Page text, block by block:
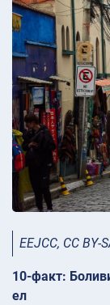
EEJCC, CC
10-факт:
ел